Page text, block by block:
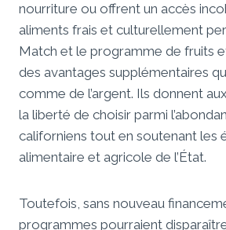
nourriture ou offrent un accès
aliments frais et culturellement
Match et le programme de fruits
des avantages supplémentaires
comme de l’argent. Ils donnent
la liberté de choisir parmi
californiens tout en soutenant les
alimentaire et agricole de l’État.
Toutefois, sans nouveau
programmes pourraient